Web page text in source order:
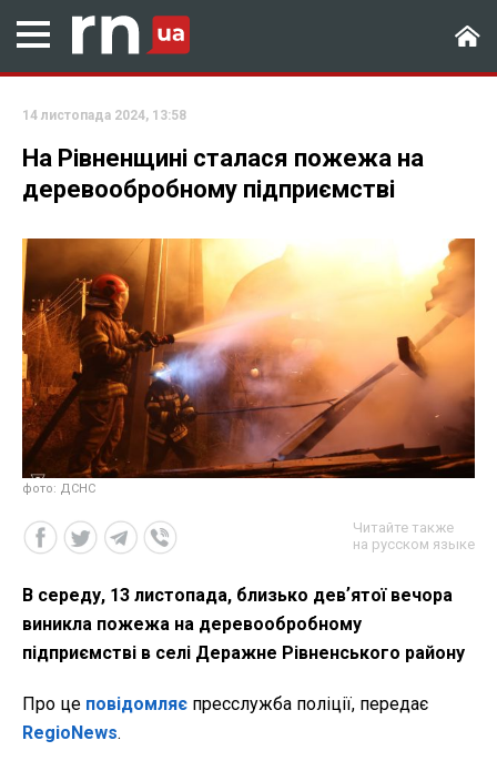
14 листопада 2024, 13:58
На Рівненщині сталася пожежа на
деревообробному підприємстві
фото: ДСНС
Читайте также
на русском языке
В середу, 13 листопада, близько девʼятої вечора
виникла пожежа на деревообробному
підприємстві в селі Деражне Рівненського району
Про це повідомляє пресслужба поліції, передає
RegioNews.